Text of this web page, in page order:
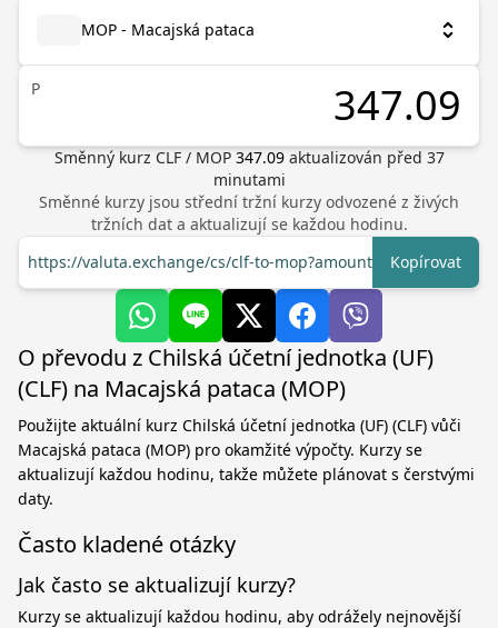
MOP - Macajská pataca
P
Směnný kurz CLF/ MOP 347.09 aktualizován před 37
minutami
Směnné kurzy jsou střední tržní kurzy odvozené z živých
tržních dat a aktualizují se každou hodinu.
https://valuta.exchange/cs/clf-to-mop?amount=1 Kopírovat
O převodu z Chilská účetní jednotka (UF)
(CLF) na Macajská pataca (MOP)
Použijte aktuální kurz Chilská účetní jednotka (UF) (CLF) vůči
Macajská pataca (MOP) pro okamžité výpočty. Kurzy se
aktualizují každou hodinu, takže můžete plánovat s čerstvými
daty.
Často kladené otázky
Jak často se aktualizují kurzy?
Kurzy se aktualizují každou hodinu, aby odrážely nejnovější